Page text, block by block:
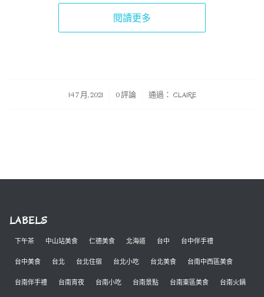
閱讀更多
14 7 月, 2021
/ 0 評論 通過： CLAIRE
LABELS
下午茶 中山站美食 仁德美食 北海道 台中 台中伴手禮
台中美食 台北 台北住宿 台北小吃 台北美食 台南中西區美食
台南伴手禮 台南宵夜 台南小吃 台南景點 台南東區美食 台南火鍋